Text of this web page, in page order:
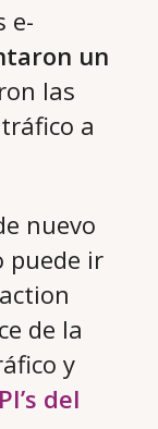
e-
un
las
a
nuevo
puede ir
de la
y
del